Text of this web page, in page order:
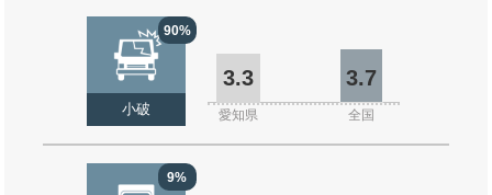
90%
小破
3.3 3.7
愛知県 全国
9%